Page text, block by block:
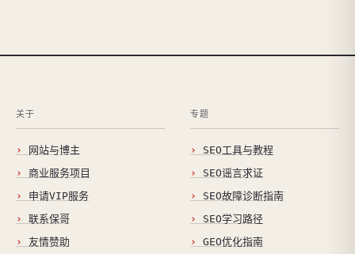
关于
网站与博主
商业服务项目
申请VIP服务
联系保哥
友情赞助
专题
SEO工具与教程
SEO谣言求证
SEO故障诊断指南
SEO学习路径
GEO优化指南